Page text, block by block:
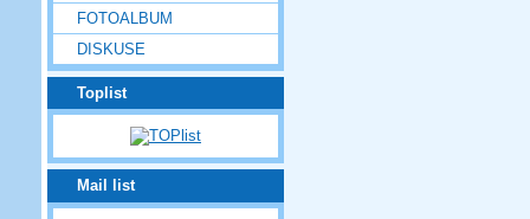
FOTOALBUM
DISKUSE
Toplist
Mail list